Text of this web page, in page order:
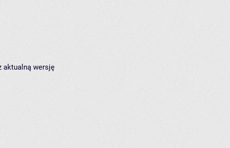
aktualną wersję